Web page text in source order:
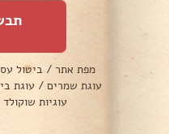
מפת אתר / ביטול
עוגת שמרים / עוגת
עוגיות